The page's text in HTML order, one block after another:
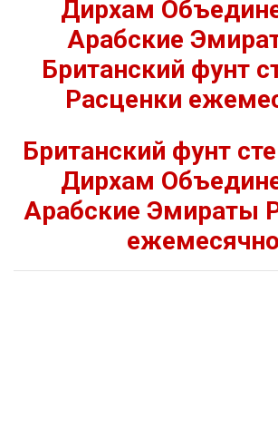
Дирхам
Арабские
Британский фунт
Расценки
Британский фунт
Дирхам
Арабские Эмираты
ежемесячно